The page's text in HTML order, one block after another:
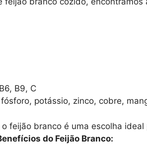
B9, C
potássio, zinco, cobre,
feijão branco é uma escolha
do Feijão Branco: